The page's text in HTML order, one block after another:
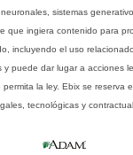
sistemas
que ingiera contenido para
incluyendo el uso
y puede dar lugar a acciones
la ley. Ebix se reserva
tecnológicas y